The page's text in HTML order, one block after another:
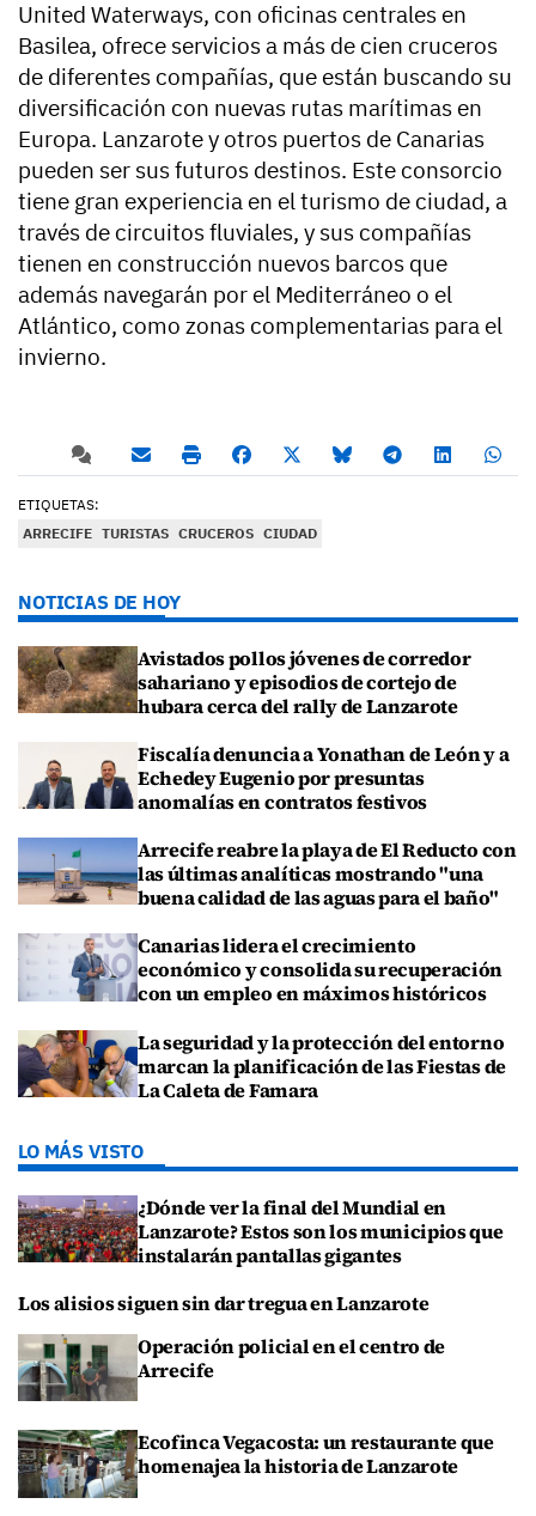
United Waterways, con oficinas centrales en
Basilea, ofrece servicios a más de cien cruceros
de diferentes compañías, que están buscando su
diversificación con nuevas rutas marítimas en
Europa. Lanzarote y otros puertos de Canarias
pueden ser sus futuros destinos. Este consorcio
tiene gran experiencia en el turismo de ciudad, a
través de circuitos fluviales, y sus compañías
tienen en construcción nuevos barcos que
además navegarán por el Mediterráneo o el
Atlántico, como zonas complementarias para el
invierno.
ETIQUETAS:
ARRECIFE TURISTAS CRUCEROS CIUDAD
NOTICIAS DE HOY
Avistados pollos jóvenes de corredor
sahariano y episodios de cortejo de
hubara cerca del rally de Lanzarote
Fiscalía denuncia a Yonathan de León y a
Echedey Eugenio por presuntas
anomalías en contratos festivos
Arrecife reabre la playa de El Reducto con
las últimas analíticas mostrando "una
buena calidad de las aguas para el baño"
Canarias lidera el crecimiento
económico y consolida su recuperación
con un empleo en máximos históricos
La seguridad y la protección del entorno
marcan la planificación de las Fiestas de
La Caleta de Famara
LO MÁS VISTO
¿Dónde ver la final del Mundial en
Lanzarote? Estos son los municipios que
instalarán pantallas gigantes
Los alisios siguen sin dar tregua en Lanzarote
Operación policial en el centro de
Arrecife
Ecofinca Vegacosta: un restaurante que
homenajea la historia de Lanzarote